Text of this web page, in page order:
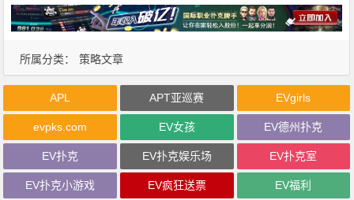
所属分类： 策略文章
APL APT亚巡赛 EVgirls
evpks.com EV女孩 EV德州扑克
EV扑克 EV扑克娱乐场 EV扑克室
EV扑克小游戏 EV疯狂送票 EV福利